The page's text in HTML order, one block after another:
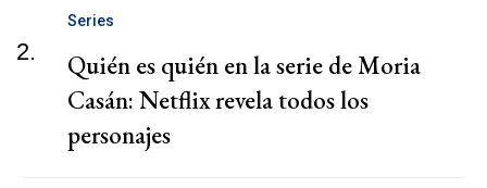
2.
Series
Quién es quién en la serie de Moria
Casán: Netflix revela todos los
personajes